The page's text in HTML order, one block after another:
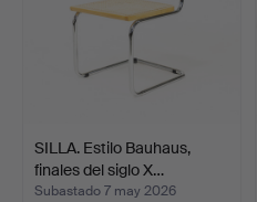
SILLA. Estilo Bauhaus,
finales del siglo X…
Subastado 7 may 2026